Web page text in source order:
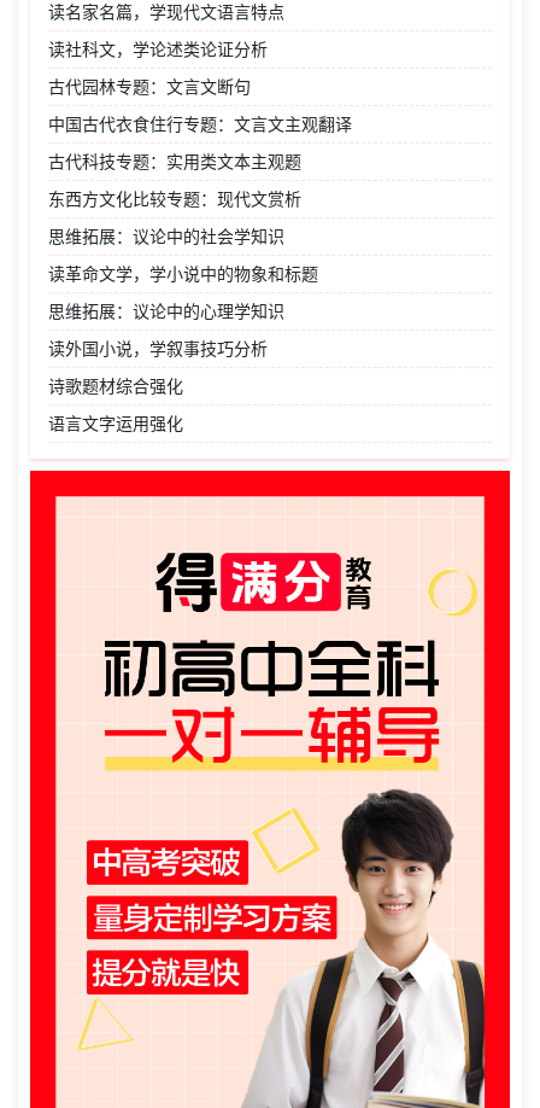
读名家名篇，学现代文语言特点
读社科文，学论述类论证分析
古代园林专题：文言文断句
中国古代衣食住行专题：文言文主观翻译
古代科技专题：实用类文本主观题
东西方文化比较专题：现代文赏析
思维拓展：议论中的社会学知识
读革命文学，学小说中的物象和标题
思维拓展：议论中的心理学知识
读外国小说，学叙事技巧分析
诗歌题材综合强化
语言文字运用强化